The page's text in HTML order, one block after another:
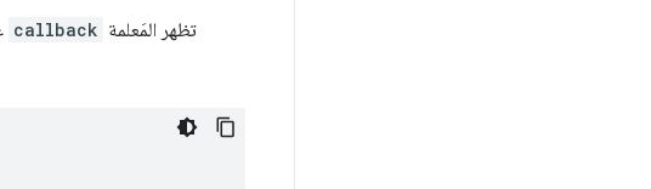
تظهر المَعلمة callback